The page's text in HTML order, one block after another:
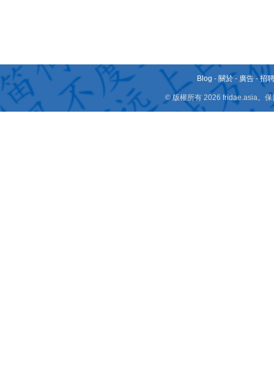
Blog - 關於 - 廣告 -招
© 版權所有 2026 fridae.asia。